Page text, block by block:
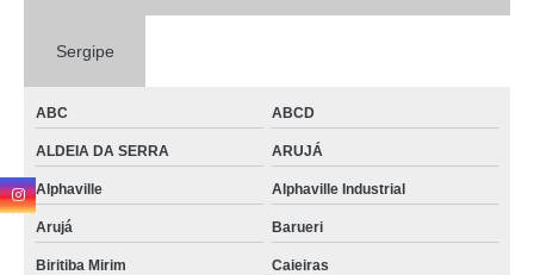
Sergipe
ABC ABCD
ALDEIA DA SERRA ARUJÁ
Alphaville Alphaville Industrial
Arujá Barueri
Biritiba Mirim Caieiras